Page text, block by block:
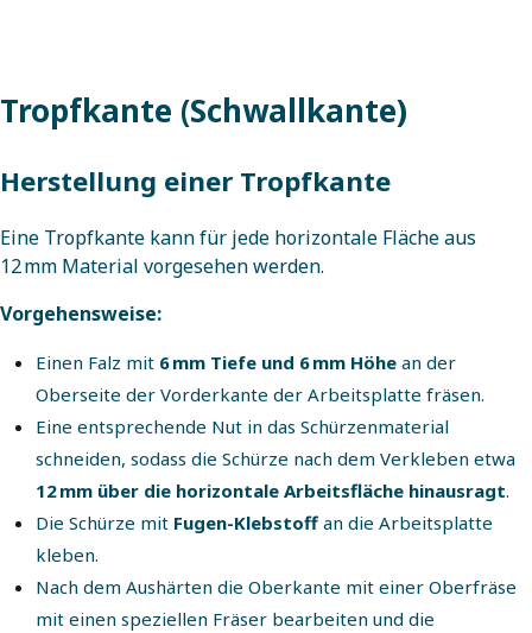
Tropfkante (Schwallkante)
Herstellung einer Tropfkante
Eine Tropfkante kann für jede horizontale Fläche aus
12 mm Material vorgesehen werden.
Vorgehensweise:
Einen Falz mit 6 mm Tiefe und 6 mm Höhe an der
Oberseite der Vorderkante der Arbeitsplatte fräsen.
Eine entsprechende Nut in das Schürzenmaterial
schneiden, sodass die Schürze nach dem Verkleben etwa
12 mm über die horizontale Arbeitsfläche hinausragt.
Die Schürze mit Fugen-Klebstoff an die Arbeitsplatte
kleben.
Nach dem Aushärten die Oberkante mit einer Oberfräse
mit einen speziellen Fräser bearbeiten und die